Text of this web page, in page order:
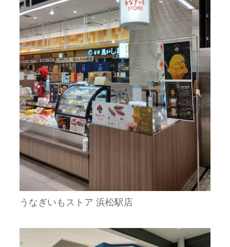
うなぎいもストア 浜松駅店